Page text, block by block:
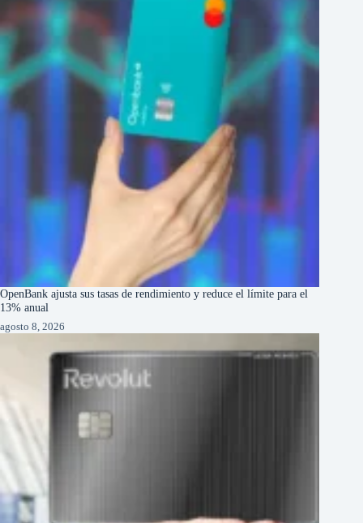
OpenBank ajusta sus tasas de rendimiento y reduce el límite para el
13% anual
agosto 8, 2026